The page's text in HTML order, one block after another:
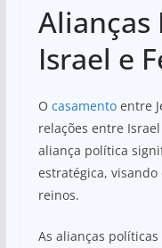
Alianças
Israel e
O casamentoentre
relações entre
aliança política
estratégica,
reinos.
As alianças